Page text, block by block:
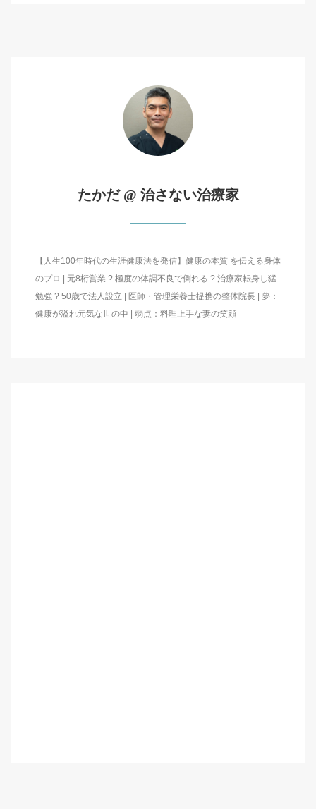
たかだ @ 治さない治療家
【人生100年時代の生涯健康法を発信】健康の本質 を伝える身体
のプロ | 元8桁営業 ? 極度の体調不良で倒れる ? 治療家転身し猛
勉強 ? 50歳で法人設立 | 医師・管理栄養士提携の整体院長 | 夢：
健康が溢れ元気な世の中 | 弱点：料理上手な妻の笑顔